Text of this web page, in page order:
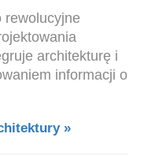
rewolucyjne
architekturę i
informacji o
»